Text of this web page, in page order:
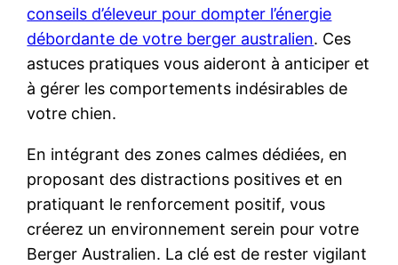
conseils d’éleveur pour dompter l’énergie
débordante de votre berger australien. Ces
astuces pratiques vous aideront à anticiper et
à gérer les comportements indésirables de
votre chien.
En intégrant des zones calmes dédiées, en
proposant des distractions positives et en
pratiquant le renforcement positif, vous
créerez un environnement serein pour votre
Berger Australien. La clé est de rester vigilant